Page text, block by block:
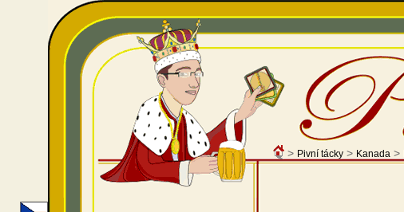
> Pivní tácky> Kanada>